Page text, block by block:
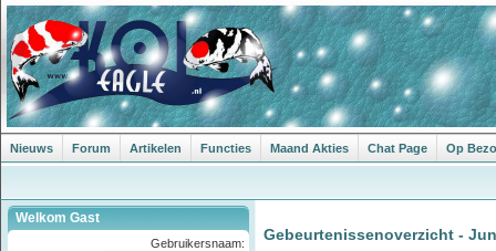
Nieuws Forum Artikelen Functies Maand Akties Chat Page Op
Welkom Gast
Gebruikersnaam: Gebeurtenissenoverzicht -